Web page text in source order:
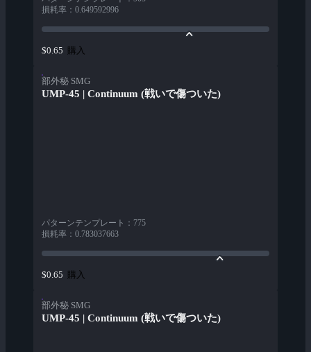
損耗率 ： 0.649592996
$0.65 購入
部外秘 SMG
UMP-45 | Continuum (戦いで傷ついた)
パターンテンプレート ： 775
損耗率 ： 0.783037663
$0.65 購入
部外秘 SMG
UMP-45 | Continuum (戦いで傷ついた)